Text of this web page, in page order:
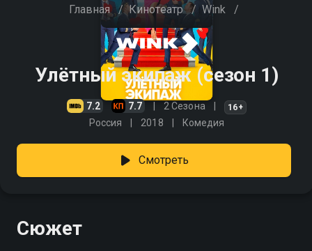
Главная / Кинотеатр / Wink /
Улётный экипаж (сезон 1)
7.2 7.7 2 Сезона 16+
Россия 2018 Комедия
Смотреть
Сюжет